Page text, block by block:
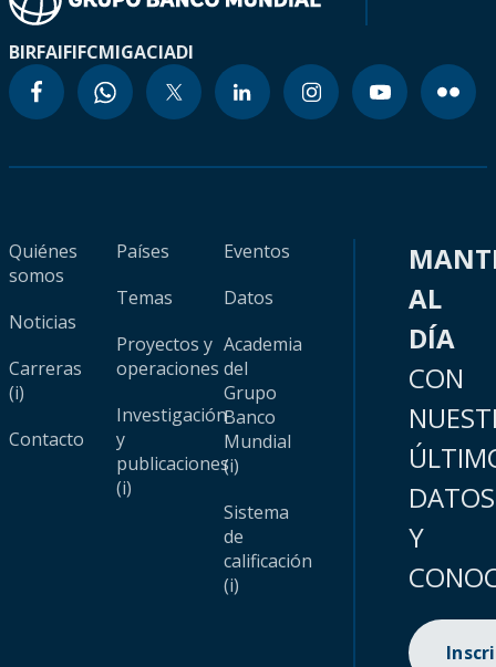
BIRFAIFIFCMIGACIADI
Quiénes
somos
Noticias
Carreras
(i)
Contacto
Países
Temas
Proyectos y
operaciones
Investigación
y
publicaciones
(i)
Eventos
Datos
Academia
del
Grupo
Banco
Mundial
(i)
Sistema
de
calificación
(i)
AL
DÍA
CON
DATOS
Y